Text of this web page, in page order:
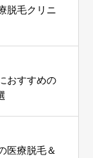
脱毛クリニ
おすすめの
医療脱毛＆